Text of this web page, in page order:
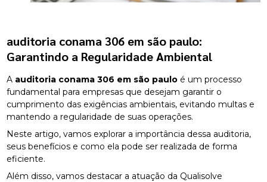
auditoria conama 306 em são paulo:
Garantindo a Regularidade Ambiental
A auditoria conama 306 em são paulo é um processo
fundamental para empresas que desejam garantir o
cumprimento das exigências ambientais, evitando multas e
mantendo a regularidade de suas operações.
Neste artigo, vamos explorar a importância dessa auditoria,
seus benefícios e como ela pode ser realizada de forma
eficiente.
Além disso, vamos destacar a atuação da Qualisolve